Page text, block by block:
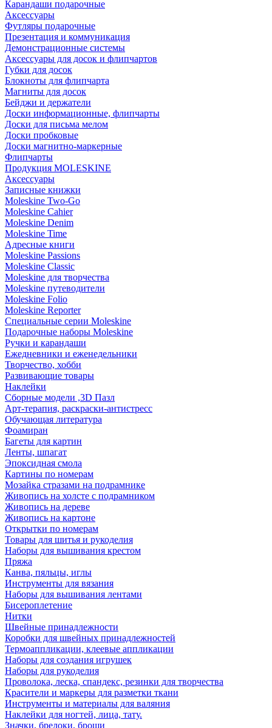
Карандаши подарочные
Аксессуары
Футляры подарочные
Презентация и коммуникация
Демонстрационные системы
Аксессуары для досок и флипчартов
Губки для досок
Блокноты для флипчарта
Магниты для досок
Бейджи и держатели
Доски информационные, флипчарты
Доски для письма мелом
Доски пробковые
Доски магнитно-маркерные
Флипчарты
Продукция MOLESKINE
Аксессуары
Записные книжки
Moleskine Two-Go
Moleskine Cahier
Moleskine Denim
Moleskine Time
Адресные книги
Moleskine Passions
Moleskine Classic
Moleskine для творчества
Moleskine путеводители
Moleskine Folio
Moleskine Reporter
Специальные серии Moleskine
Подарочные наборы Moleskine
Ручки и карандаши
Ежедневники и еженедельники
Творчество, хобби
Развивающие товары
Наклейки
Сборные модели ,3D Пазл
Арт-терапия, раскраски-антистресс
Обучающая литература
Фоамиран
Багеты для картин
Ленты, шпагат
Эпоксидная смола
Картины по номерам
Мозайка стразами на подрамнике
Живопись на холсте с подрамником
Живопись на дереве
Живопись на картоне
Открытки по номерам
Товары для шитья и рукоделия
Наборы для вышивания крестом
Пряжа
Канва, пяльцы, иглы
Инструменты для вязания
Наборы для вышивания лентами
Бисероплетение
Нитки
Швейные принадлежности
Коробки для швейных принадлежностей
Термоаппликации, клеевые аппликации
Наборы для создания игрушек
Наборы для рукоделия
Проволока, леска, спандекс, резинки для творчества
Красители и маркеры для разметки ткани
Инструменты и материалы для валяния
Наклейки для ногтей, лица, тату.
Значки, брелоки, броши